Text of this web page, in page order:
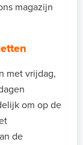
magazijn
met vrijdag,
om op de
de